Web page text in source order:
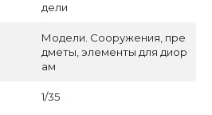
дели
Модели. Сооружения, пре
дметы, элементы для диор
ам
1/35